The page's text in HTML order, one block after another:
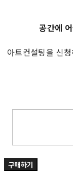
공간에
아트컨설팅을 신
구매하기